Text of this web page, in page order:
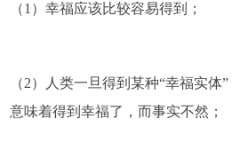
（1）幸福应该比较容易得到；
（2）人类一旦得到某种“幸福实体
意味着得到幸福了，而事实不然；